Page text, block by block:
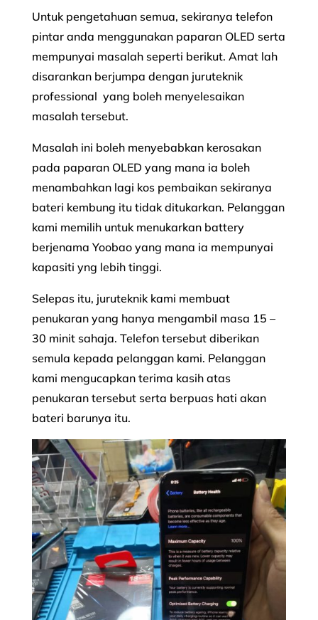
Untuk pengetahuan semua, sekiranya telefon
pintar anda menggunakan paparan OLED serta
mempunyai masalah seperti berikut. Amat lah
disarankan berjumpa dengan juruteknik
professional yang boleh menyelesaikan
masalah tersebut.
Masalah ini boleh menyebabkan kerosakan
pada paparan OLED yang mana ia boleh
menambahkan lagi kos pembaikan sekiranya
bateri kembung itu tidak ditukarkan. Pelanggan
kami memilih untuk menukarkan battery
berjenama Yoobao yang mana ia mempunyai
kapasiti yng lebih tinggi.
Selepas itu, juruteknik kami membuat
penukaran yang hanya mengambil masa 15 –
30 minit sahaja. Telefon tersebut diberikan
semula kepada pelanggan kami. Pelanggan
kami mengucapkan terima kasih atas
penukaran tersebut serta berpuas hati akan
bateri barunya itu.